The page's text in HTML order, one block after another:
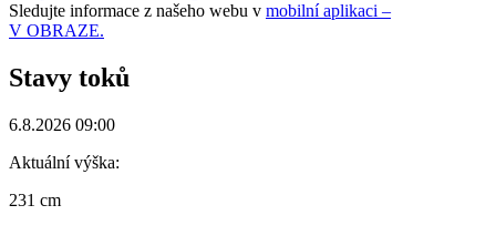
Sledujte informace z našeho webu v mobilní aplikaci –
V OBRAZE.
Stavy toků
6.8.2026 09:00
Aktuální výška:
231 cm